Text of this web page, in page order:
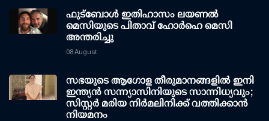
ഫുട്ബോൾ ഇതിഹാസം ലയണൽ
മെസിയുടെ പിതാവ് ഹോർഹെ മെസി
അന്തരിച്ചു
08 August
സഭയുടെ ആഗോള തീരുമാനങ്ങളിൽ ഇനി
ഇന്ത്യൻ സന്ന്യാസിനിയുടെ സാന്നിധ്യവും;
സിസ്റ്റർ മരിയ നിർമലിനിക്ക് വത്തിക്കാൻ
നിയമനം